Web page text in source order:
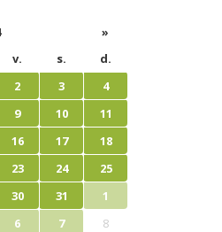
»
v. s.
d.
2 3
4
9 10
11
16 17
18
23 24
25
30 31
1
6 7 8